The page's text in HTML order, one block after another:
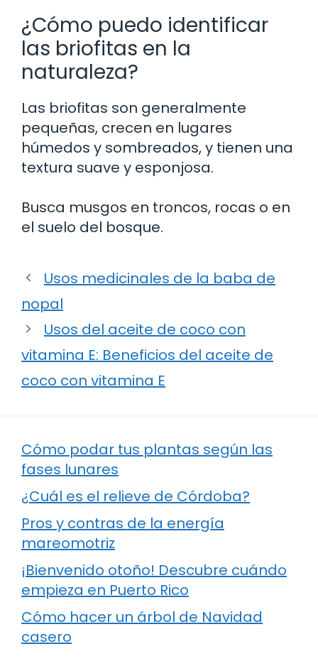
¿Cómo puedo identificar
las briofitas en la
naturaleza?
Las briofitas son generalmente
pequeñas, crecen en lugares
húmedos y sombreados, y tienen una
textura suave y esponjosa.
Busca musgos en troncos, rocas o en
el suelo del bosque.
Usos medicinales de la baba de
nopal
Usos del aceite de coco con
vitamina E: Beneficios del aceite de
coco con vitamina E
Cómo podar tus plantas según las
fases lunares
¿Cuál es el relieve de Córdoba?
Pros y contras de la energía
mareomotriz
¡Bienvenido otoño! Descubre cuándo
empieza en Puerto Rico
Cómo hacer un árbol de Navidad
casero